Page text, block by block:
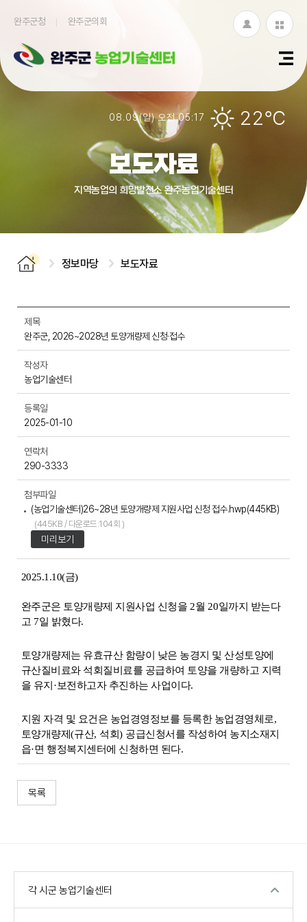
완주군청
완주군의회
누
모
08.09(일) 오전 05:17 22℃
보도자료
지역농업의 희망발전소 완주농업기술센터
정보마당 보도자료
제목
완주군, 2026~2028년 토양개량제 신청·접수
작성자
농업기술센터
등록일
2025-01-10
연락처
290-3333
첨부파일
(농업기술센터)26~28년 토양개량제 지원사업 신청 접수.hwp(445KB)
(445KB / 다운로드:104회 )
미리보기
2025.1.10(금)
완주군은 토양개량제 지원사업 신청을 2월 20일까지 받는다
고 7일 밝혔다.
토양개량제는 유효규산 함량이 낮은 농경지 및 산성토양에
규산질비료와 석회질비료를 공급하여 토양을 개량하고 지력
을 유지 ·보전하고자 추진하는 사업이다.
지원 자격 및 요건은 농업경영정보를 등록한 농업경영체로,
토양개량제(규산, 석회) 공급신청서를 작성하여 농지소재지
읍·면 행정복지센터에 신청하면 된다.
목록
각 시군 농업기술센터